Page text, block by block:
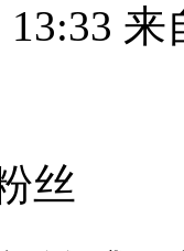
13:33 来
丝